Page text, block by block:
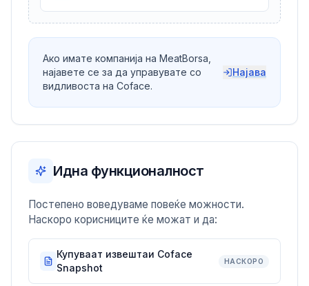
Ако имате компанија на MeatBorsa,
најавете се за да управувате со
видливоста на Coface.
Најава
Идна функционалност
Постепено воведуваме повеќе можности.
Наскоро корисниците ќе можат и да:
Купуваат извештаи Coface
Snapshot
НАСКОРО